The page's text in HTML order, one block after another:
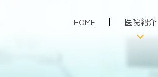
HOME 医院紹介